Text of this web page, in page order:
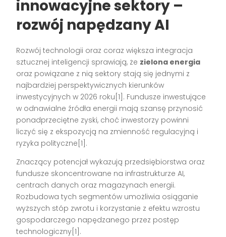
innowacyjne sektory –
rozwój napędzany AI
Rozwój technologii oraz coraz większa integracja
sztucznej inteligencji sprawiają, że zielona energia
oraz powiązane z nią sektory stają się jednymi z
najbardziej perspektywicznych kierunków
inwestycyjnych w 2026 roku [1] . Fundusze inwestujące
w odnawialne źródła energii mają szansę przynosić
ponadprzeciętne zyski, choć inwestorzy powinni
liczyć się z ekspozycją na zmienność regulacyjną i
ryzyka polityczne [1] .
Znaczący potencjał wykazują przedsiębiorstwa oraz
fundusze skoncentrowane na infrastrukturze AI,
centrach danych oraz magazynach energii.
Rozbudowa tych segmentów umożliwia osiąganie
wyższych stóp zwrotu i korzystanie z efektu wzrostu
gospodarczego napędzanego przez postęp
technologiczny[1] .